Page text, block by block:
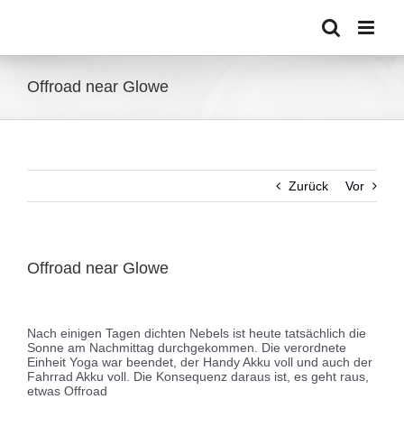
Offroad near Glowe
Zurück Vor
Offroad near Glowe
Bild
Nach einigen Tagen dichten Nebels ist heute tatsächlich die
Sonne am Nachmittag durchgekommen. Die verordnete
Einheit Yoga war beendet, der Handy Akku voll und auch der
Fahrrad Akku voll. Die Konsequenz daraus ist, es geht raus,
etwas Offroad